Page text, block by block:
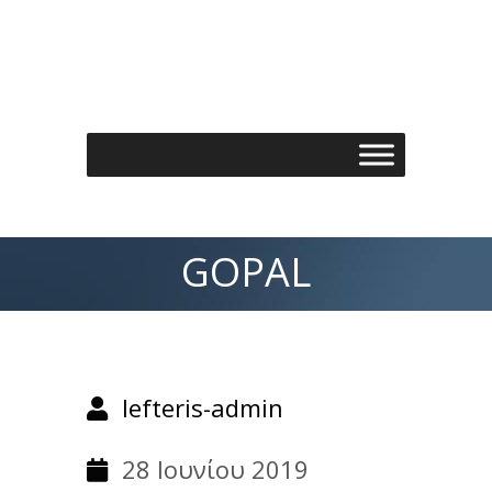
GOPAL
lefteris-admin
28 Ιουνίου 2019